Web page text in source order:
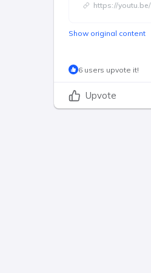
https://
Show original content
6 users upvote it!
Upvote